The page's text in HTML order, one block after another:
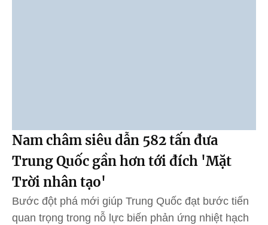
Nam châm siêu dẫn 582 tấn đưa
Trung Quốc gần hơn tới đích 'Mặt
Trời nhân tạo'
Bước đột phá mới giúp Trung Quốc đạt bước tiến
quan trọng trong nỗ lực biến phản ứng nhiệt hạch